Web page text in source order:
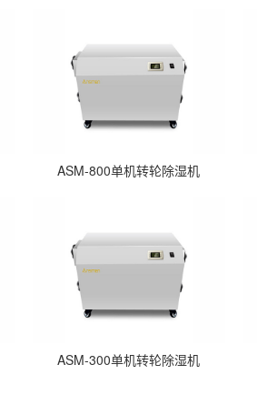
ASM-800单机转轮除湿机
ASM-300单机转轮除湿机